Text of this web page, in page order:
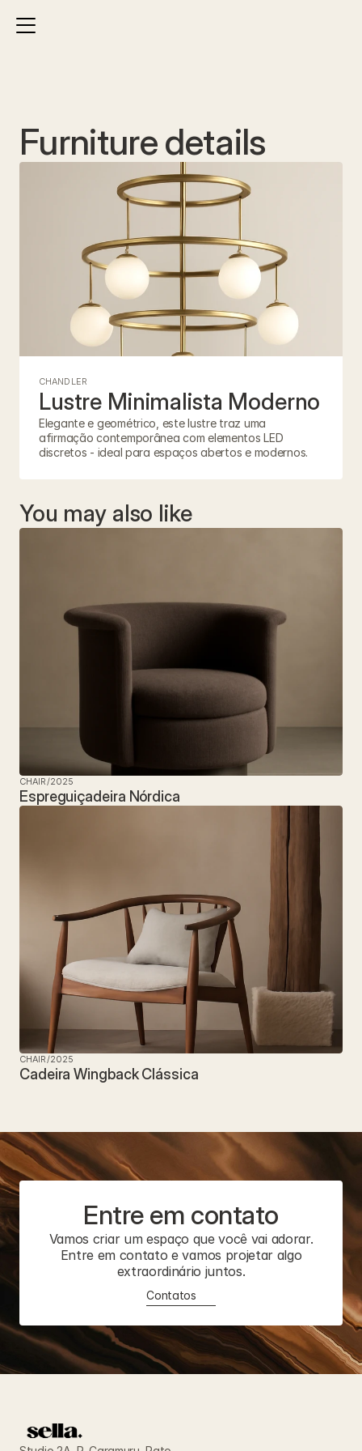
Furniture details
CHANDLER
Lustre Minimalista Moderno
Elegante e geométrico, este lustre traz uma
afirmação contemporânea com elementos LED
discretos - ideal para espaços abertos e modernos.
You may also like
CHAIR/2025
Espreguiçadeira Nórdica
CHAIR/2025
Cadeira Wingback Clássica
Entre em contato
Vamos criar um espaço que você vai adorar.
Entre em contato e vamos projetar algo
extraordinário juntos.
Contatos